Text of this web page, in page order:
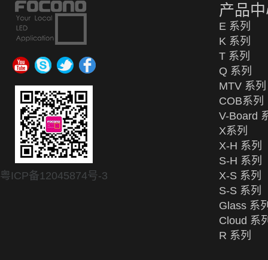
粤ICP备12045874号-3
产品
E 系列
K 系列
T 系列
Q 系列
MTV 系列
COB系列
V-Board
X系列
X-H 系列
S-H 系列
X-S 系列
S-S 系列
Glass 系
Cloud 系
R 系列